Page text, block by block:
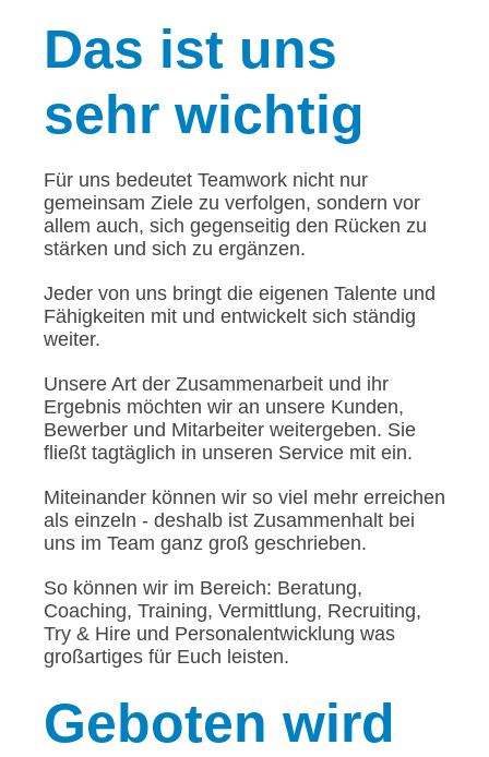
Das ist uns
sehr wichtig
Für uns bedeutet Teamwork nicht nur
gemeinsam Ziele zu verfolgen, sondern vor
allem auch, sich gegenseitig den Rücken zu
stärken und sich zu ergänzen.
Jeder von uns bringt die eigenen Talente und
Fähigkeiten mit und entwickelt sich ständig
weiter.
Unsere Art der Zusammenarbeit und ihr
Ergebnis möchten wir an unsere Kunden,
Bewerber und Mitarbeiter weitergeben. Sie
fließt tagtäglich in unseren Service mit ein.
Miteinander können wir so viel mehr erreichen
als einzeln - deshalb ist Zusammenhalt bei
uns im Team ganz groß geschrieben.
So können wir im Bereich: Beratung,
Coaching, Training, Vermittlung, Recruiting,
Try & Hire und Personalentwicklung was
großartiges für Euch leisten.
Geboten wird